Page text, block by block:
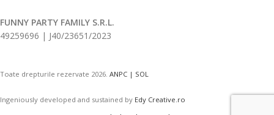
FUNNY PARTY FAMILY S.R.L.
49259696 | J40/23651/2023
Toate drepturile rezervate 2026. ANPC | SOL
Ingeniously developed and sustained by Edy Creative.ro